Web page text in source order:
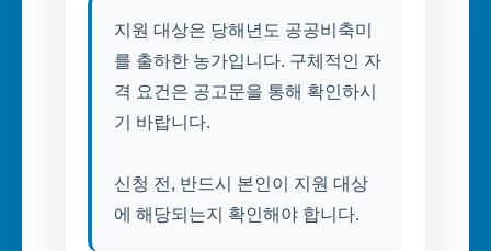
지원 대상은 당해년도 공공비축미
를 출하한 농가입니다. 구체적인 자
격 요건은 공고문을 통해 확인하시
기 바랍니다.
신청 전, 반드시 본인이 지원 대상
에 해당되는지 확인해야 합니다.